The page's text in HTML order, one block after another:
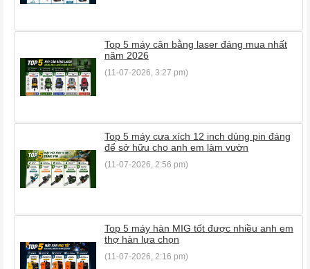
Top 5 máy cân bằng laser đáng mua nhất
năm 2026
(11-07-2026, 3:27 pm)
Top 5 máy cưa xích 12 inch dùng pin đáng
để sở hữu cho anh em làm vườn
(11-07-2026, 2:56 pm)
Top 5 máy hàn MIG tốt được nhiều anh em
thợ hàn lựa chọn
(11-07-2026, 2:16 pm)